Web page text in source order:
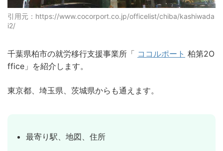
引用元：https://www.cocorport.co.jp/officelist/chiba/kashiwada
i2/
千葉県柏市の就労移行支援事業所「 ココルポート 柏第2O
ffice」を紹介します。
東京都、埼玉県、茨城県からも通えます。
最寄り駅、地図、住所